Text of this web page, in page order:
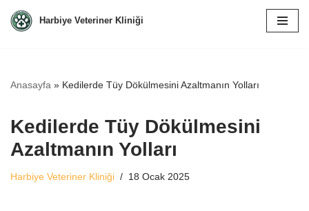
Harbiye Veteriner Kliniği
Anasayfa » Kedilerde Tüy Dökülmesini Azaltmanın Yolları
Kedilerde Tüy Dökülmesini
Azaltmanın Yolları
Harbiye Veteriner Kliniği 18 Ocak 2025